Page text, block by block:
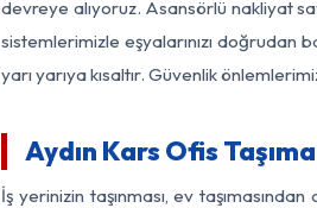
devreye alıyoruz. Asansörlü nakliyat
sistemlerimizle eşyalarınızı doğrudan
yarı yarıya kısaltır. Güvenlik
Aydın Kars Ofis
İş yerinizin taşınması, ev